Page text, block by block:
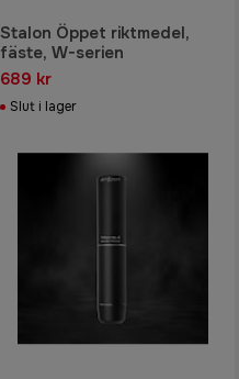
Stalon Öppet riktmedel,
fäste, W-serien
689 kr
Slut i lager